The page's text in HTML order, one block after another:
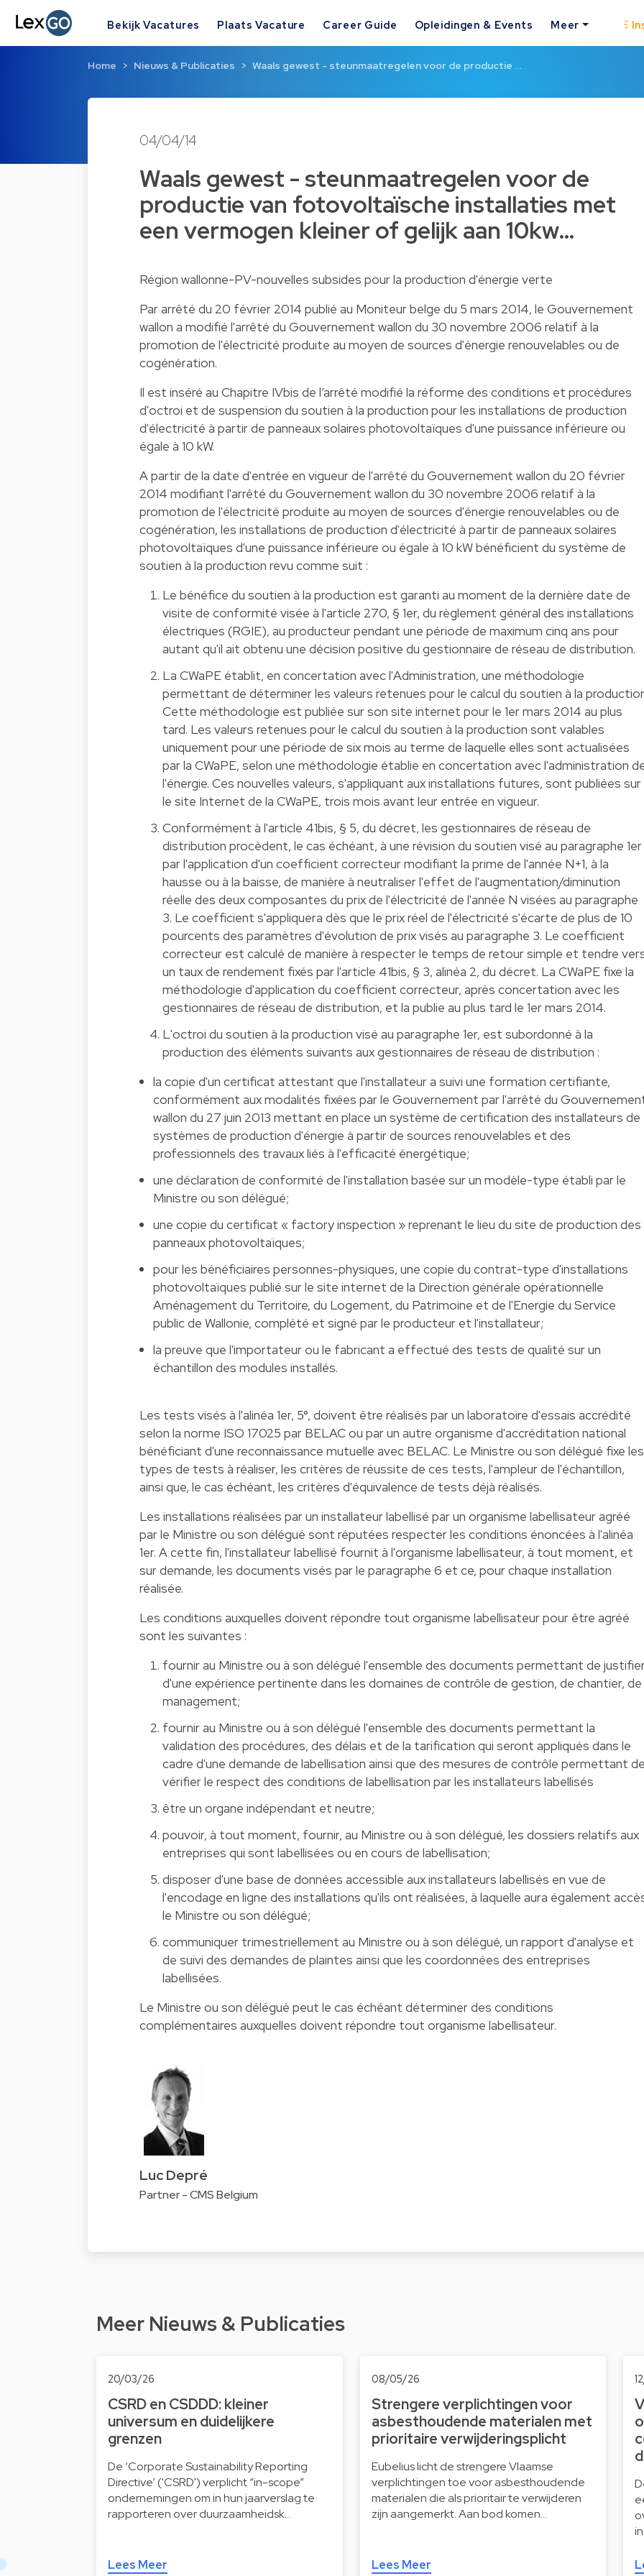
Bekijk Vacatures Plaats Vacature Career Guide Opleidingen & Events Meer
Home Nieuws & Publicaties Waals gewest - steunmaatregelen voor de productie …
04/04/14
Waals gewest - steunmaatregelen voor de
productie van fotovoltaïsche installaties met
een vermogen kleiner of gelijk aan 10kw…
Région wallonne-PV-nouvelles subsides pour la production d'énergie verte
Par arrêté du 20 février 2014 publié au Moniteur belge du 5 mars 2014, le Gouvernement
wallon a modifié l'arrêté du Gouvernement wallon du 30 novembre 2006 relatif à la
promotion de l'électricité produite au moyen de sources d'énergie renouvelables ou de
cogénération.
Il est inséré au Chapitre IVbis de l’arrêté modifié la réforme des conditions et procédures
d'octroi et de suspension du soutien à la production pour les installations de production
d'électricité à partir de panneaux solaires photovoltaïques d'une puissance inférieure ou
égale à 10 kW.
A partir de la date d'entrée en vigueur de l'arrêté du Gouvernement wallon du 20 février
2014 modifiant l'arrêté du Gouvernement wallon du 30 novembre 2006 relatif à la
promotion de l'électricité produite au moyen de sources d'énergie renouvelables ou de
cogénération, les installations de production d'électricité à partir de panneaux solaires
photovoltaïques d'une puissance inférieure ou égale à 10 kW bénéficient du système de
soutien à la production revu comme suit :
Le bénéfice du soutien à la production est garanti au moment de la dernière date de
visite de conformité visée à l'article 270, § 1er, du règlement général des installations
électriques (RGIE), au producteur pendant une période de maximum cinq ans pour
autant qu'il ait obtenu une décision positive du gestionnaire de réseau de distribution.
La CWaPE établit, en concertation avec l'Administration, une méthodologie
permettant de déterminer les valeurs retenues pour le calcul du soutien à la
Cette méthodologie est publiée sur son site internet pour le 1er mars 2014 au plus
tard. Les valeurs retenues pour le calcul du soutien à la production sont valables
uniquement pour une période de six mois au terme de laquelle elles sont actualisées
par la CWaPE, selon une méthodologie établie en concertation avec l'administration
l'énergie. Ces nouvelles valeurs, s'appliquant aux installations futures, sont publiées sur
le site Internet de la CWaPE, trois mois avant leur entrée en vigueur.
Conformément à l'article 41bis, § 5, du décret, les gestionnaires de réseau de
distribution procèdent, le cas échéant, à une révision du soutien visé au paragraphe 1er
par l'application d'un coefficient correcteur modifiant la prime de l'année N+1, à la
hausse ou à la baisse, de manière à neutraliser l'effet de l'augmentation/diminution
réelle des deux composantes du prix de l'électricité de l'année N visées au paragraphe
3. Le coefficient s'appliquera dès que le prix réel de l'électricité s'écarte de plus de 10
pourcents des paramètres d'évolution de prix visés au paragraphe 3. Le coefficient
correcteur est calculé de manière à respecter le temps de retour simple et tendre
un taux de rendement fixés par l'article 41bis, § 3, alinéa 2, du décret. La CWaPE fixe la
méthodologie d'application du coefficient correcteur, après concertation avec les
gestionnaires de réseau de distribution, et la publie au plus tard le 1er mars 2014.
L'octroi du soutien à la production visé au paragraphe 1er, est subordonné à la
production des éléments suivants aux gestionnaires de réseau de distribution :
la copie d'un certificat attestant que l'installateur a suivi une formation certifiante,
conformément aux modalités fixées par le Gouvernement par l'arrêté du
wallon du 27 juin 2013 mettant en place un système de certification des installateurs de
systèmes de production d'énergie à partir de sources renouvelables et des
professionnels des travaux liés à l'efficacité énergétique;
une déclaration de conformité de l'installation basée sur un modèle-type établi par le
Ministre ou son délégué;
une copie du certificat « factory inspection » reprenant le lieu du site de production des
panneaux photovoltaïques;
pour les bénéficiaires personnes-physiques, une copie du contrat-type d'installations
photovoltaïques publié sur le site internet de la Direction générale opérationnelle
Aménagement du Territoire, du Logement, du Patrimoine et de l'Energie du Service
public de Wallonie, complété et signé par le producteur et l'installateur;
la preuve que l'importateur ou le fabricant a effectué des tests de qualité sur un
échantillon des modules installés.
Les tests visés à l'alinéa 1er, 5°, doivent être réalisés par un laboratoire d'essais accrédité
selon la norme ISO 17025 par BELAC ou par un autre organisme d'accréditation national
bénéficiant d'une reconnaissance mutuelle avec BELAC. Le Ministre ou son délégué fixe les
types de tests à réaliser, les critères de réussite de ces tests, l'ampleur de l'échantillon,
ainsi que, le cas échéant, les critères d'équivalence de tests déjà réalisés.
Les installations réalisées par un installateur labellisé par un organisme labellisateur agréé
par le Ministre ou son délégué sont réputées respecter les conditions énoncées à l'alinéa
1er. A cette fin, l'installateur labellisé fournit à l'organisme labellisateur, à tout moment, et
sur demande, les documents visés par le paragraphe 6 et ce, pour chaque installation
réalisée.
Les conditions auxquelles doivent répondre tout organisme labellisateur pour être agréé
sont les suivantes :
fournir au Ministre ou à son délégué l'ensemble des documents permettant de
d'une expérience pertinente dans les domaines de contrôle de gestion, de chantier, de
management;
fournir au Ministre ou à son délégué l'ensemble des documents permettant la
validation des procédures, des délais et de la tarification qui seront appliqués dans le
cadre d'une demande de labellisation ainsi que des mesures de contrôle permettant
vérifier le respect des conditions de labellisation par les installateurs labellisés
être un organe indépendant et neutre;
pouvoir, à tout moment, fournir, au Ministre ou à son délégué, les dossiers relatifs aux
entreprises qui sont labellisées ou en cours de labellisation;
disposer d'une base de données accessible aux installateurs labellisés en vue de
l'encodage en ligne des installations qu'ils ont réalisées, à laquelle aura également
le Ministre ou son délégué;
communiquer trimestriellement au Ministre ou à son délégué, un rapport d'analyse et
de suivi des demandes de plaintes ainsi que les coordonnées des entreprises
labellisées.
Le Ministre ou son délégué peut le cas échéant déterminer des conditions
complémentaires auxquelles doivent répondre tout organisme labellisateur.
Luc Depré
Partner - CMS Belgium
Meer Nieuws & Publicaties
20/03/26
CSRD en CSDDD: kleiner
universum en duidelijkere
grenzen
De ‘Corporate Sustainability Reporting
Directive’ ('CSRD') verplicht “in-scope”
ondernemingen om in hun jaarverslag te
rapporteren over duurzaamheidsk…
Lees Meer
08/05/26
Strengere verplichtingen voor
asbesthoudende materialen met
prioritaire verwijderingsplicht
Eubelius licht de strengere Vlaamse
verplichtingen toe voor asbesthoudende
materialen die als prioritair te verwijderen
zijn aangemerkt. Aan bod komen…
Lees Meer